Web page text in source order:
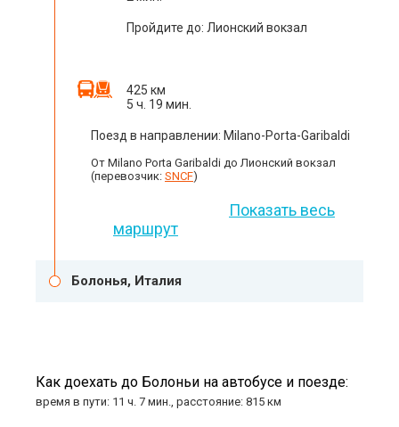
Пройдите до: Лионский вокзал
425 км
5 ч. 19 мин.
Поезд в направлении: Milano-Porta-Garibaldi
От Milano Porta Garibaldi до Лионский вокзал
(перевозчик: SNCF)
Показать весь
маршрут
Болонья, Италия
Как доехать до Болоньи на автобусе и поезде:
время в пути: 11 ч. 7 мин., расстояние: 815 км